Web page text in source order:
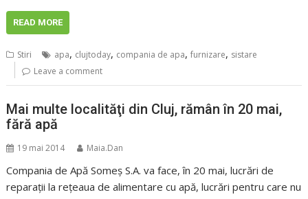
READ MORE
Stiri apa, clujtoday, compania de apa,furnizare, sistare
Leave a comment
Mai multe localităţi din Cluj, rămân în 20 mai,
fără apă
19 mai 2014 Maia.Dan
Compania de Apă Someş S.A. va face, în 20 mai, lucrări de
reparaţii la reţeaua de alimentare cu apă, lucrări pentru care nu